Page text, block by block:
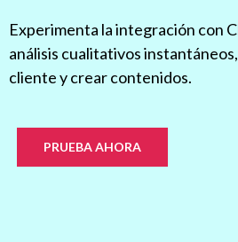
Experimenta la integración con
análisis cualitativos
cliente y crear contenidos.
PRUEBA AHORA